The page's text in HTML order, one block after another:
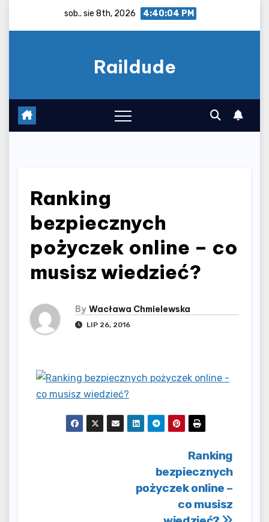
sob.. sie 8th, 2026 4:40:04 PM
Raildude
Ranking
bezpiecznych
pożyczek online – co
musisz wiedzieć?
By Wacława Chmielewska
LIP 26, 2016
Ranking
bezpiecznych
pożyczek online –
co musisz